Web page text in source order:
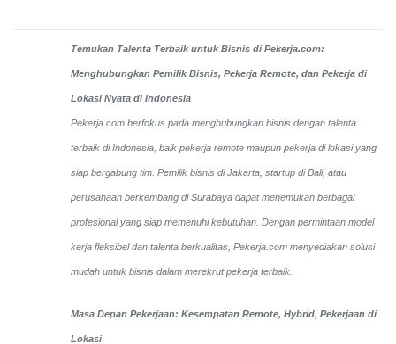
Temukan Talenta Terbaik untuk Bisnis di Pekerja.com:
Menghubungkan Pemilik Bisnis, Pekerja Remote, dan Pekerja di
Lokasi Nyata di Indonesia
Pekerja.com berfokus pada menghubungkan bisnis dengan talenta
terbaik di Indonesia, baik pekerja remote maupun pekerja di lokasi yang
siap bergabung tim. Pemilik bisnis di Jakarta, startup di Bali, atau
perusahaan berkembang di Surabaya dapat menemukan berbagai
profesional yang siap memenuhi kebutuhan. Dengan permintaan model
kerja fleksibel dan talenta berkualitas, Pekerja.com menyediakan solusi
mudah untuk bisnis dalam merekrut pekerja terbaik.
Masa Depan Pekerjaan: Kesempatan Remote, Hybrid, Pekerjaan di
Lokasi